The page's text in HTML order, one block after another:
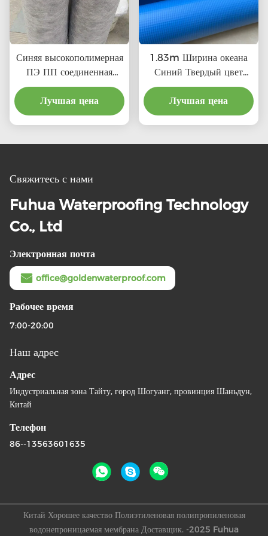
Синяя высокополимерная
ПЭ ПП соединенная
водонепроницаемая
мембрана для крыши
стены ванной комнаты
традиционном стиле
Лучшая цена
1.83m Ширина океана
Синий Твердый цвет
Плавательный бассейн
Фойл ПВХ Виниловый
бассейн Линеры для
Лучшая цена
Свяжитесь с нами
Fuhua Waterproofing Technology
Co., Ltd
Электронная почта
office@goldenwaterproof.com
Рабочее время
7:00-20:00
Наш адрес
Адрес
Индустриальная зона Тайту, город Шогуанг, провинция Шаньдун,
Китай
Телефон
86--13563601635
Китай Хорошее качество Полиэтиленовая полипропиленовая
водонепроницаемая мембрана Доставщик. -2025 Fuhua